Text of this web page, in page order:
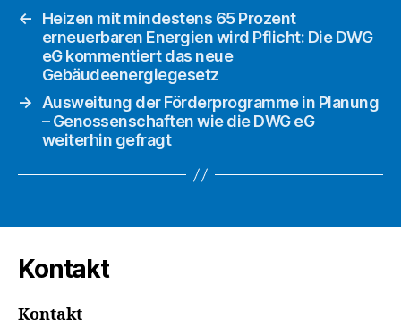
←
Heizen mit mindestens 65 Prozent
erneuerbaren Energien wird Pflicht: Die DWG
eG kommentiert das neue
Gebäudeenergiegesetz
→ Ausweitung der Förderprogramme in Planung
– Genossenschaften wie die DWG eG
weiterhin gefragt
Kontakt
Kontakt